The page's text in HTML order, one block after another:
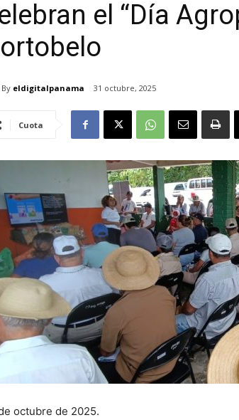
el “Día
By eldigitalpanama 31 octubre, 2025
Cuota
octubre de 2025.